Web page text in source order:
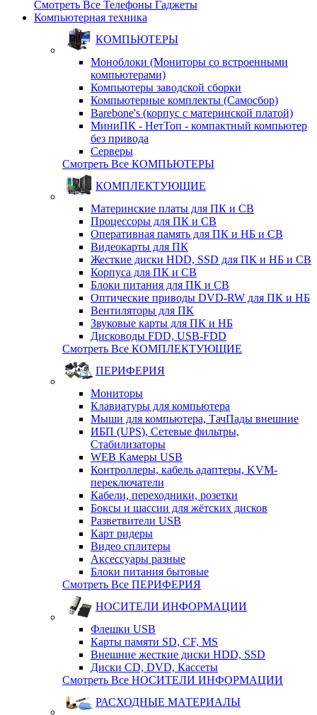
Смотреть Все Телефоны Гаджеты
Компьютерная техника
КОМПЬЮТЕРЫ
Моноблоки (Мониторы со встроенными
компьютерами)
Компьютеры заводской сборки
Компьютерные комплекты (Самосбор)
Barebone's (корпус с материнской платой)
МиниПК - НетТоп - компактный компьютер
без привода
Серверы
Смотреть Все КОМПЬЮТЕРЫ
КОМПЛЕКТУЮЩИЕ
Материнские платы для ПК и СВ
Процессоры для ПК и СВ
Оперативная память для ПК и НБ и СВ
Видеокарты для ПК
Жесткие диски HDD, SSD для ПК и НБ и СВ
Корпуса для ПК и СВ
Блоки питания для ПК и СВ
Оптические приводы DVD-RW для ПК и НБ
Вентиляторы для ПК
Звуковые карты для ПК и НБ
Дисководы FDD, USB-FDD
Смотреть Все КОМПЛЕКТУЮЩИЕ
ПЕРИФЕРИЯ
Мониторы
Клавиатуры для компьютера
Мыши для компьютера, ТачПады внешние
ИБП (UPS), Cетевые фильтры,
Cтабилизаторы
WEB Камеры USB
Контроллеры, кабель адаптеры, KVM-
переключатели
Кабели, переходники, розетки
Боксы и шассии для жётских дисков
Разветвители USB
Карт ридеры
Видео сплитеры
Аксессуары разные
Блоки питания бытовые
Смотреть Все ПЕРИФЕРИЯ
НОСИТЕЛИ ИНФОРМАЦИИ
Флешки USB
Карты памяти SD, CF, MS
Внешние жесткие диски HDD, SSD
Диски CD, DVD, Кассеты
Смотреть Все НОСИТЕЛИ ИНФОРМАЦИИ
РАСХОДНЫЕ МАТЕРИАЛЫ